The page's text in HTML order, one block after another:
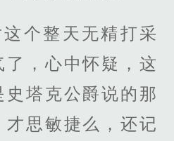
个整天无精打采
，心中怀疑，这
塔克公爵说的那
思敏捷么，还记